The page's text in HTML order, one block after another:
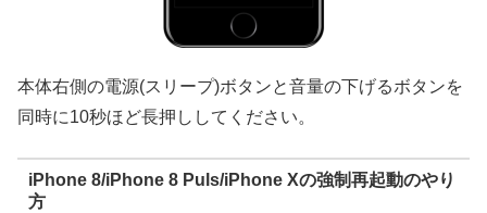
本体右側の電源(スリープ)ボタンと音量の下げるボタンを
同時に10秒ほど長押ししてください。
iPhone 8/iPhone 8 Puls/iPhone Xの強制再起動のやり
方